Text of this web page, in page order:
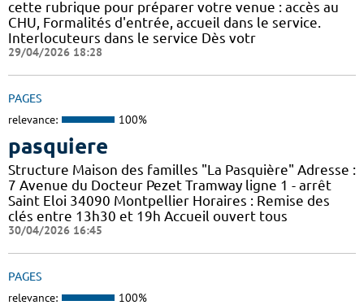
cette rubrique pour préparer votre venue : accès au
CHU, Formalités d'entrée, accueil dans le service.
Interlocuteurs dans le service Dès votr
29/04/2026 18:28
PAGES
relevance: 100%
pasquiere
Structure Maison des familles "La Pasquière" Adresse :
7 Avenue du Docteur Pezet Tramway ligne 1 - arrêt
Saint Eloi 34090 Montpellier Horaires : Remise des
clés entre 13h30 et 19h Accueil ouvert tous
30/04/2026 16:45
PAGES
relevance: 100%